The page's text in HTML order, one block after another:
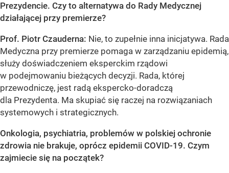
Prezydencie. Czy to alternatywa do Rady Medycznej
działającej przy premierze?
Prof. Piotr Czauderna: Nie, to zupełnie inna inicjatywa. Rada
Medyczna przy premierze pomaga w zarządzaniu epidemią,
służy doświadczeniem eksperckim rządowi
w podejmowaniu bieżących decyzji. Rada, której
przewodniczę, jest radą ekspercko-doradczą
dla Prezydenta. Ma skupiać się raczej na rozwiązaniach
systemowych i strategicznych.
Onkologia, psychiatria, problemów w polskiej ochronie
zdrowia nie brakuje, oprócz epidemii COVID-19. Czym
zajmiecie się na początek?